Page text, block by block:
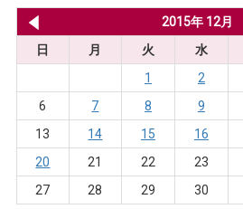
2015年 12月
日
月 火 水
1
2
6
7 8 9
13
14 15 16
20
21 22 23
27
28 29 30